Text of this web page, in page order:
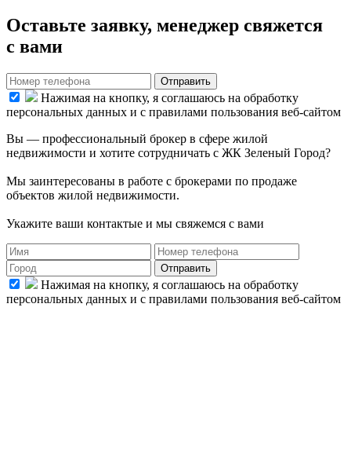
Оставьте заявку, менеджер свяжется
с вами
Отправить
Нажимая на кнопку, я соглашаюсь на обработку
персональных данных и с правилами пользования веб-сайтом
Вы — профессиональный брокер в сфере жилой
недвижимости и хотите сотрудничать с ЖК Зеленый Город?
Мы заинтересованы в работе с брокерами по продаже
объектов жилой недвижимости.
Укажите ваши контактые и мы свяжемся с вами
Отправить
Нажимая на кнопку, я соглашаюсь на обработку
персональных данных и с правилами пользования веб-сайтом